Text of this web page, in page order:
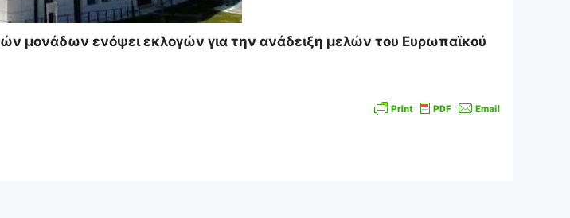
μονάδων ενόψει εκλογών για την ανάδειξη μελών του Ευρωπαϊκού